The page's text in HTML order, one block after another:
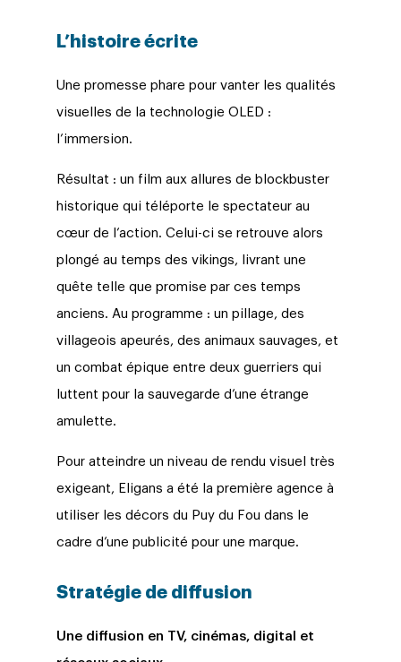
L’histoire écrite
Une promesse phare pour vanter les qualités
visuelles de la technologie OLED :
l’immersion.
Résultat : un film aux allures de blockbuster
historique qui téléporte le spectateur au
cœur de l’action. Celui-ci se retrouve alors
plongé au temps des vikings, livrant une
quête telle que promise par ces temps
anciens. Au programme : un pillage, des
villageois apeurés, des animaux sauvages, et
un combat épique entre deux guerriers qui
luttent pour la sauvegarde d’une étrange
amulette.
Pour atteindre un niveau de rendu visuel très
exigeant, Eligans a été la première agence à
utiliser les décors du Puy du Fou dans le
cadre d’une publicité pour une marque.
Stratégie de diffusion
Une diffusion en TV, cinémas, digital et